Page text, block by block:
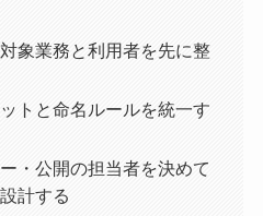
象業務と利用者を先に整
トと命名ルールを統一す
・公開の担当者を決めて
計する